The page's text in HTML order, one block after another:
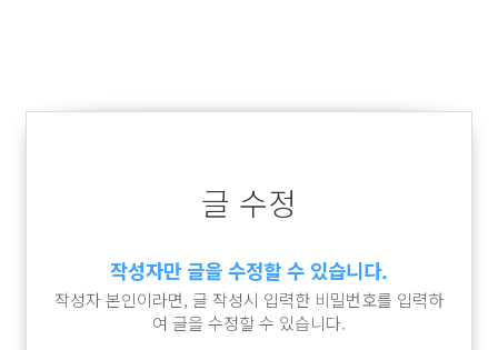
글 수정
작성자만 글을 수정할 수 있습니다.
작성자 본인이라면, 글 작성시 입력한 비밀번호를 입력하
여 글을 수정할 수 있습니다.